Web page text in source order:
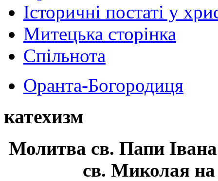
Історичні постаті у
Митецька сторінка
Спільнота
Оранта-Богородиця
катехизм
Молитва св. Папи
св. Миколая на